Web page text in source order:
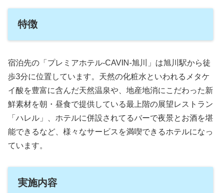
特徴
宿泊先の「プレミアホテル‐CAVIN‐旭川」は旭川駅から徒
歩3分に位置しています。天然の化粧水といわれるメタケ
イ酸を豊富に含んだ天然温泉や、地産地消にこだわった新
鮮素材を朝・昼食で提供している最上階の展望レストラン
「ハレル」、ホテルに併設されてるバーで夜景とお酒を堪
能できるなど、様々なサービスを満喫できるホテルになっ
ています。
実施内容